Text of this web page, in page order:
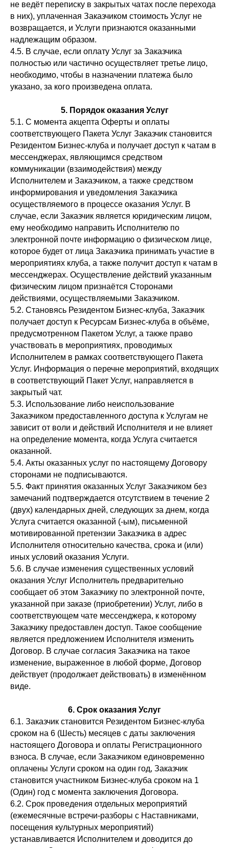
не ведёт переписку в закрытых чатах после перехода
в них), уплаченная Заказчиком стоимость Услуг не
возвращается, и Услуги признаются оказанными
надлежащим образом.
4.5. В случае, если оплату Услуг за Заказчика
полностью или частично осуществляет третье лицо,
необходимо, чтобы в назначении платежа было
указано, за кого произведена оплата.
5. Порядок оказания Услуг
5.1. С момента акцепта Оферты и оплаты
соответствующего Пакета Услуг Заказчик становится
Резидентом Бизнес-клуба и получает доступ к чатам в
мессенджерах, являющимся средством
коммуникации (взаимодействия) между
Исполнителем и Заказчиком, а также средством
информирования и уведомления Заказчика
осуществляемого в процессе оказания Услуг. В
случае, если Заказчик является юридическим лицом,
ему необходимо направить Исполнителю по
электронной почте информацию о физическом лице,
которое будет от лица Заказчика принимать участие в
мероприятиях клуба, а также получит доступ к чатам в
мессенджерах. Осуществление действий указанным
физическим лицом признаётся Сторонами
действиями, осуществляемыми Заказчиком.
5.2. Становясь Резидентом Бизнес-клуба, Заказчик
получает доступ к Ресурсам Бизнес-клуба в объёме,
предусмотренном Пакетом Услуг, а также право
участвовать в мероприятиях, проводимых
Исполнителем в рамках соответствующего Пакета
Услуг. Информация о перечне мероприятий, входящих
в соответствующий Пакет Услуг, направляется в
закрытый чат.
5.3. Использование либо неиспользование
Заказчиком предоставленного доступа к Услугам не
зависит от воли и действий Исполнителя и не влияет
на определение момента, когда Услуга считается
оказанной.
5.4. Акты оказанных услуг по настоящему Договору
сторонами не подписываются.
5.5. Факт принятия оказанных Услуг Заказчиком без
замечаний подтверждается отсутствием в течение 2
(двух) календарных дней, следующих за днем, когда
Услуга считается оказанной (-ым), письменной
мотивированной претензии Заказчика в адрес
Исполнителя относительно качества, срока и (или)
иных условий оказания Услуги.
5.6. В случае изменения существенных условий
оказания Услуг Исполнитель предварительно
сообщает об этом Заказчику по электронной почте,
указанной при заказе (приобретении) Услуг, либо в
соответствующем чате мессенджера, к которому
Заказчику предоставлен доступ. Такое сообщение
является предложением Исполнителя изменить
Договор. В случае согласия Заказчика на такое
изменение, выраженное в любой форме, Договор
действует (продолжает действовать) в изменённом
виде.
6. Срок оказания Услуг
6.1. Заказчик становится Резидентом Бизнес-клуба
сроком на 6 (Шесть) месяцев с даты заключения
настоящего Договора и оплаты Регистрационного
взноса. В случае, если Заказчиком единовременно
оплачены Услуги сроком на один год, Заказчик
становится участником Бизнес-клуба сроком на 1
(Один) год с момента заключения Договора.
6.2. Срок проведения отдельных мероприятий
(ежемесячные встречи-разборы с Наставниками,
посещения культурных мероприятий)
устанавливается Исполнителем и доводится до